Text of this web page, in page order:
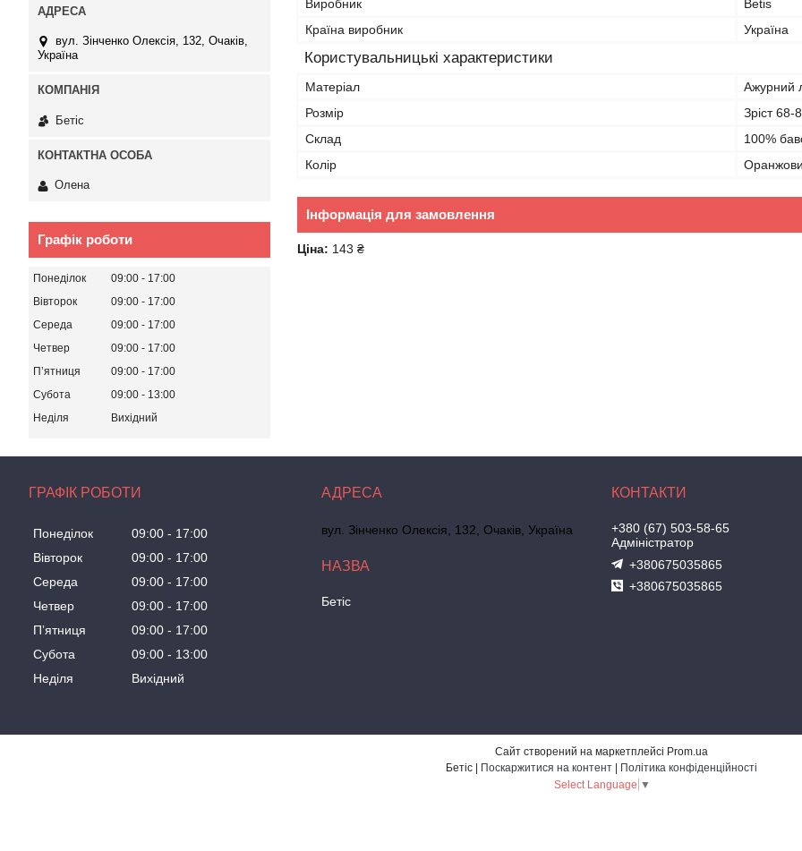
Виробник
Betis
Країна виробник
Україна
Користувальницькі характеристики
Матеріал
Ажурний
Розмір
Зріст 68-
Склад
100%
Колір
Інформація для замовлення
Ціна: 143 ₴
вул. Зінченко Олексія, 132, Очаків,
Україна
Бетіс
Олена
Графік роботи
Понеділок 09:00
17:00
Вівторок
09:00
17:00
Середа
09:00
17:00
Четвер
09:00
17:00
Пʼятниця
09:00
17:00
Субота
09:00
13:00
Неділя
Вихідний
ГРАФІК РОБОТИ
Понеділок 09:00
17:00
Вівторок
09:00
17:00
Середа
09:00
17:00
Четвер
09:00
17:00
Пʼятниця
09:00
17:00
Субота
09:00
13:00
Неділя
Вихідний
вул. Зінченко Олексія, 132, Очаків, Україна
Бетіс
+380 (67) 503-58-65
Адміністратор
+380675035865
+380675035865
Сайт створений на маркетплейсі Prom.ua
Поскаржитися на контент
Політика конфіденційності
Select Language ▼